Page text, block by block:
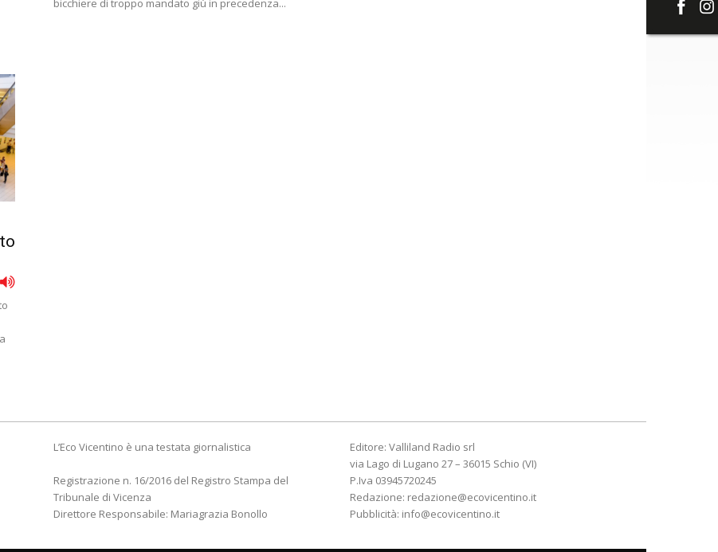
bicchiere di troppo mandato giù in precedenza...
L’Eco Vicentino è una testata giornalistica
Registrazione n. 16/2016 del Registro Stampa del
Tribunale di Vicenza
Direttore Responsabile: Mariagrazia Bonollo
Editore: Valliland Radio srl
via Lago di Lugano 27 – 36015 Schio (VI)
P.Iva 03945720245
Redazione: redazione@ecovicentino.it
Pubblicità: info@ecovicentino.it